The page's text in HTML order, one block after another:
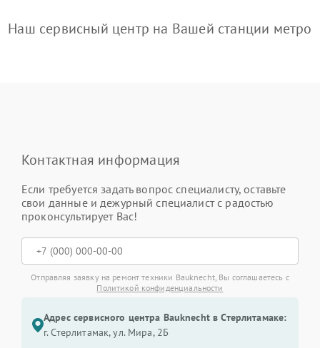
Наш сервисный центр на Вашей станции метро
Контактная информация
Если требуется задать вопрос специалисту, оставьте
свои данные и дежурный специалист с радостью
проконсультирует Вас!
Отправляя заявку на ремонт техники Bauknecht, Вы соглашаетесь с
Политикой конфиденциальности
Адрес сервисного центра Bauknecht в Стерлитамаке:
г. Стерлитамак, ул. Мира, 2Б